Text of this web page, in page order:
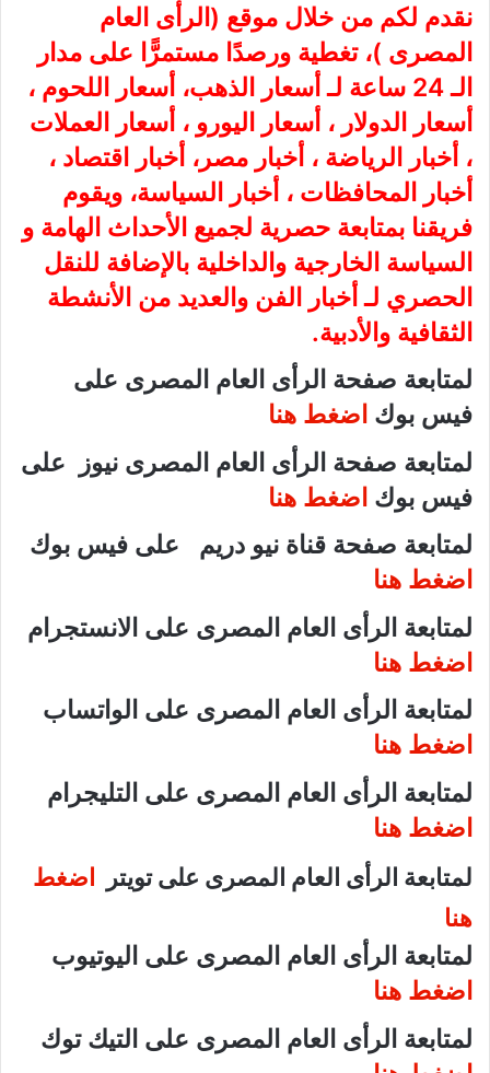
نقدم لكم من خلال موقع ( الرأى العام
المصرى )، تغطية ورصدًا مستمرًّا على مدار
الـ 24 ساعة لـ أسعار الذهب، أسعار اللحوم ،
أسعار الدولار ، أسعار اليورو ، أسعار العملات
، أخبار الرياضة ، أخبار مصر، أخبار اقتصاد ،
أخبار المحافظات ، أخبار السياسة، ويقوم
فريقنا بمتابعة حصرية لجميع الأحداث الهامة و
السياسة الخارجية والداخلية بالإضافة للنقل
الحصري لـ أخبار الفن والعديد من الأنشطة
الثقافية والأدبية.
لمتابعة صفحة الرأى العام المصرى على
فيس بوك اضغط هنا
لمتابعة صفحة الرأى العام المصرى نيوز على
فيس بوك اضغط هنا
لمتابعة صفحة قناة نيو دريم على فيس بوك
اضغط هنا
لمتابعة الرأى العام المصرى على الانستجرام
اضغط هنا
لمتابعة الرأى العام المصرى على الواتساب
اضغط هنا
لمتابعة الرأى العام المصرى على التليجرام
اضغط هنا
لمتابعة الرأى العام المصرى على تويتر
اضغط
هنا
لمتابعة الرأى العام المصرى على اليوتيوب
اضغط هنا
لمتابعة الرأى العام المصرى على التيك توك